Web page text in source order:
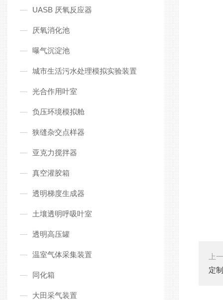
UASB 厌氧反应器
厌氧消化池
曝气沉淀池
城市生活污水处理模拟实验装置
光合作用叶室
负压环境模拟舱
狭缝杂交点样器
亚克力搅拌器
真空灌胶箱
透明梯度生成器
土壤透明呼吸叶室
透明高压罐
温室气体采集装置
同化箱
大田采气装置
上
定